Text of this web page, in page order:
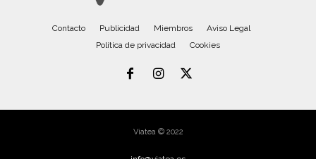
Contacto Publicidad Miembros
Aviso Legal
Política de privacidad
Cookies
Viatea © 2022